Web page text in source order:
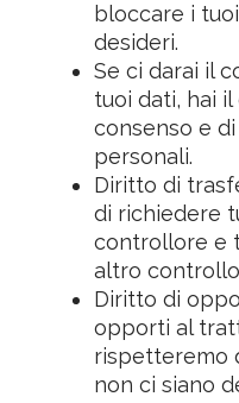
bloccare i
desideri.
Se ci darai il
tuoi dati, hai
consenso e
personali.
Diritto di
di richiedere
controllore e
altro
Diritto di
opporti al
rispetteremo
non ci siano